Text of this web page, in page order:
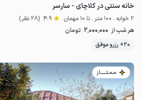
خانه سنتی در کلاچای - سارسر
2 خوابه . 100 متر . تا 10 مهمان 4.9 (28 نظر)
هر شب از 2٬000٬000 تومان
20+ رزرو موفق
مـمـتــــــاز